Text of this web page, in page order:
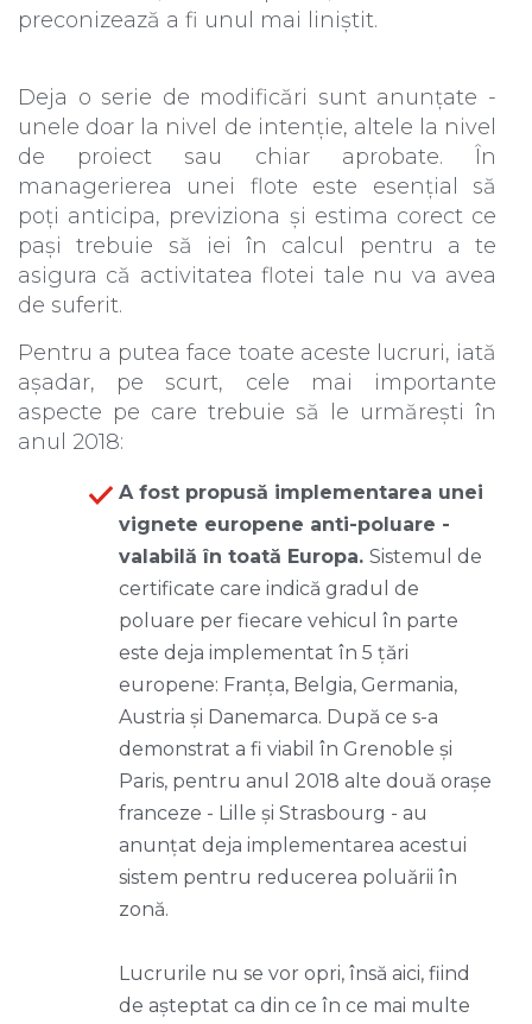
preconizează a fi unul mai liniștit.
Deja o serie de modificări sunt anunțate -
unele doar la nivel de intenție, altele la nivel
de proiect sau chiar aprobate. În
managerierea unei flote este esențial să
poți anticipa, previziona și estima corect ce
pași trebuie să iei în calcul pentru a te
asigura că activitatea flotei tale nu va avea
de suferit.
Pentru a putea face toate aceste lucruri, iată
așadar, pe scurt, cele mai importante
aspecte pe care trebuie să le urmărești în
anul 2018:
A fost propusă implementarea unei
vignete europene anti-poluare -
valabilă în toată Europa. Sistemul de
certificate care indică gradul de
poluare per fiecare vehicul în parte
este deja implementat în 5 țări
europene: Franţa, Belgia, Germania,
Austria şi Danemarca. După ce s-a
demonstrat a fi viabil în Grenoble și
Paris, pentru anul 2018 alte două orașe
franceze - Lille şi Strasbourg - au
anunțat deja implementarea acestui
sistem pentru reducerea poluării în
zonă.
Lucrurile nu se vor opri, însă aici, fiind
de așteptat ca din ce în ce mai multe